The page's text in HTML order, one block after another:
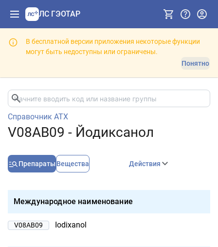
ЛС ГЭОТАР
В бесплатной версии приложения некоторые функции
могут быть недоступны или ограничены.
Понятно
Справочник АТХ
V08AB09 - Йодиксанол
Препараты Вещества Действия
Международное наименование
V08AB09 Iodixanol